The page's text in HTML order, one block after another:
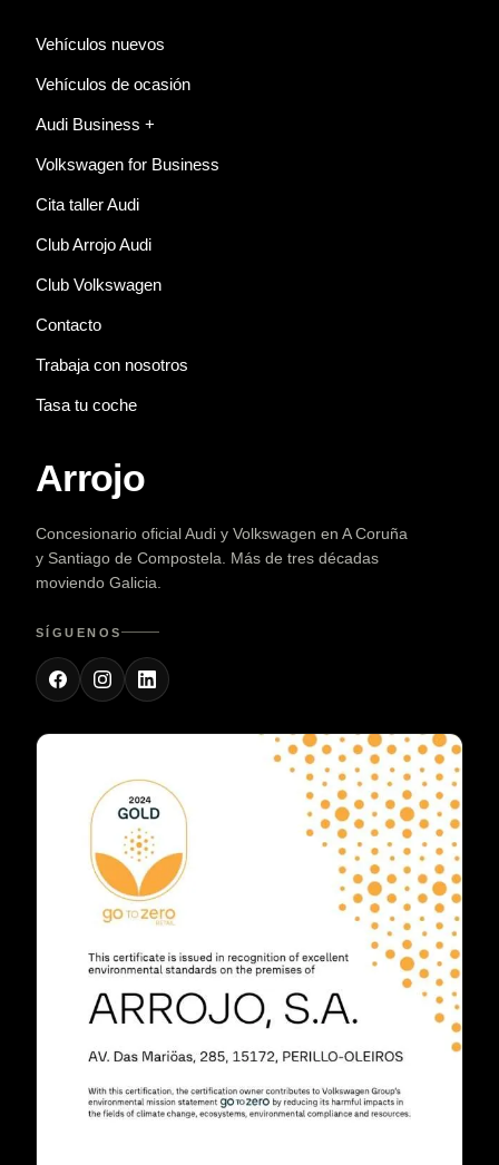
Vehículos nuevos
Vehículos de ocasión
Audi Business +
Volkswagen for Business
Cita taller Audi
Club Arrojo Audi
Club Volkswagen
Contacto
Trabaja con nosotros
Tasa tu coche
Arrojo
Concesionario oficial Audi y Volkswagen en A Coruña
y Santiago de Compostela. Más de tres décadas
moviendo Galicia.
SÍGUENOS